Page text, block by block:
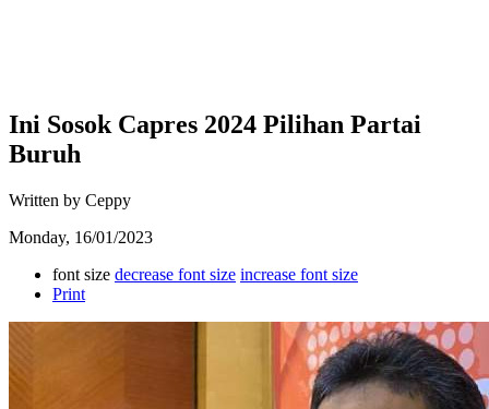
Ini Sosok Capres 2024 Pilihan Partai
Buruh
Written by Ceppy
Monday, 16/01/2023
font size decrease font size increase font size
Print